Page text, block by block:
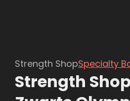
Strength ShopSpecialty
Strength